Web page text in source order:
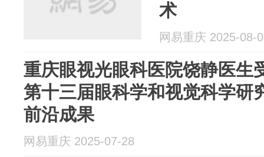
术
网易重庆 2025-08-
重庆眼视光眼科医院饶静医生
第十三届眼科学和视觉科学研
前沿成果
网易重庆 2025-07-28